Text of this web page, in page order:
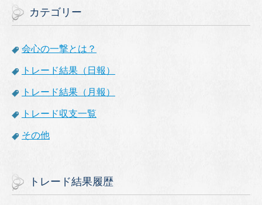
カテゴリー
会心の一撃とは？
トレード結果（日報）
トレード結果（月報）
トレード収支一覧
その他
トレード結果履歴